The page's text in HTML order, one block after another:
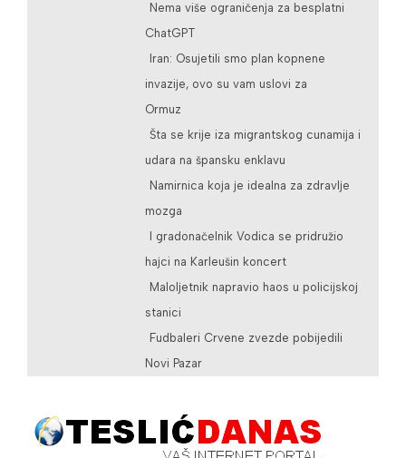
Nema više ograničenja za besplatni
ChatGPT
Iran: Osujetili smo plan kopnene
invazije, ovo su vam uslovi za
Ormuz
Šta se krije iza migrantskog cunamija i
udara na špansku enklavu
Namirnica koja je idealna za zdravlje
mozga
I gradonačelnik Vodica se pridružio
hajci na Karleušin koncert
Maloljetnik napravio haos u policijskoj
stanici
Fudbaleri Crvene zvezde pobijedili
Novi Pazar